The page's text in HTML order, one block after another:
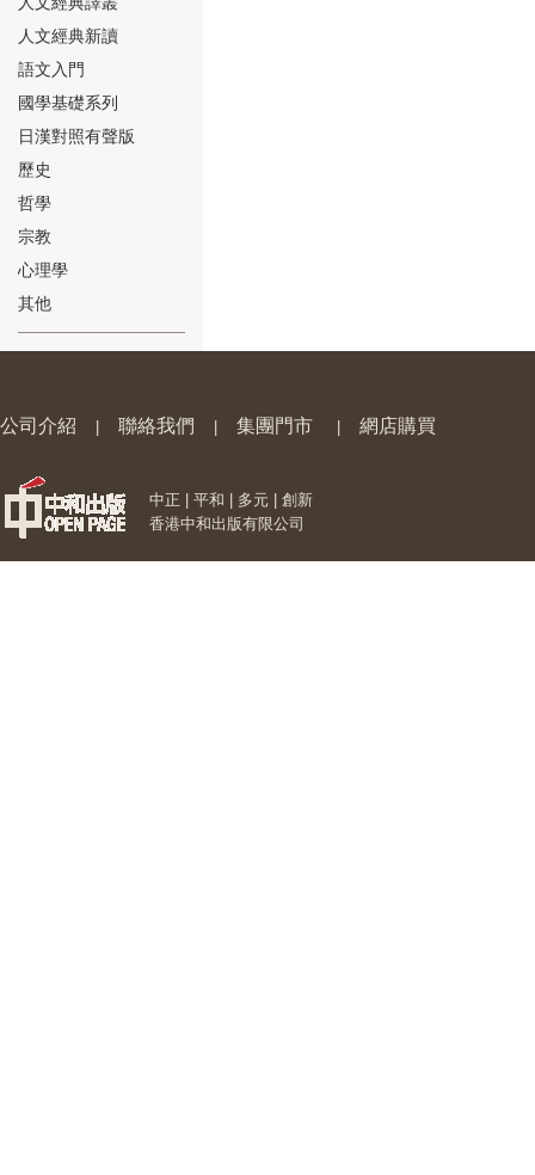
⑱
⑳
人文經典新讀
語文入門
國學基礎系列
日漢對照有聲版
歷史
哲學
宗教
心理學
其他
公司介紹 聯絡我們 集團門市 網店購買
中正 | 平和 | 多元 | 創新
香港中和出版有限公司